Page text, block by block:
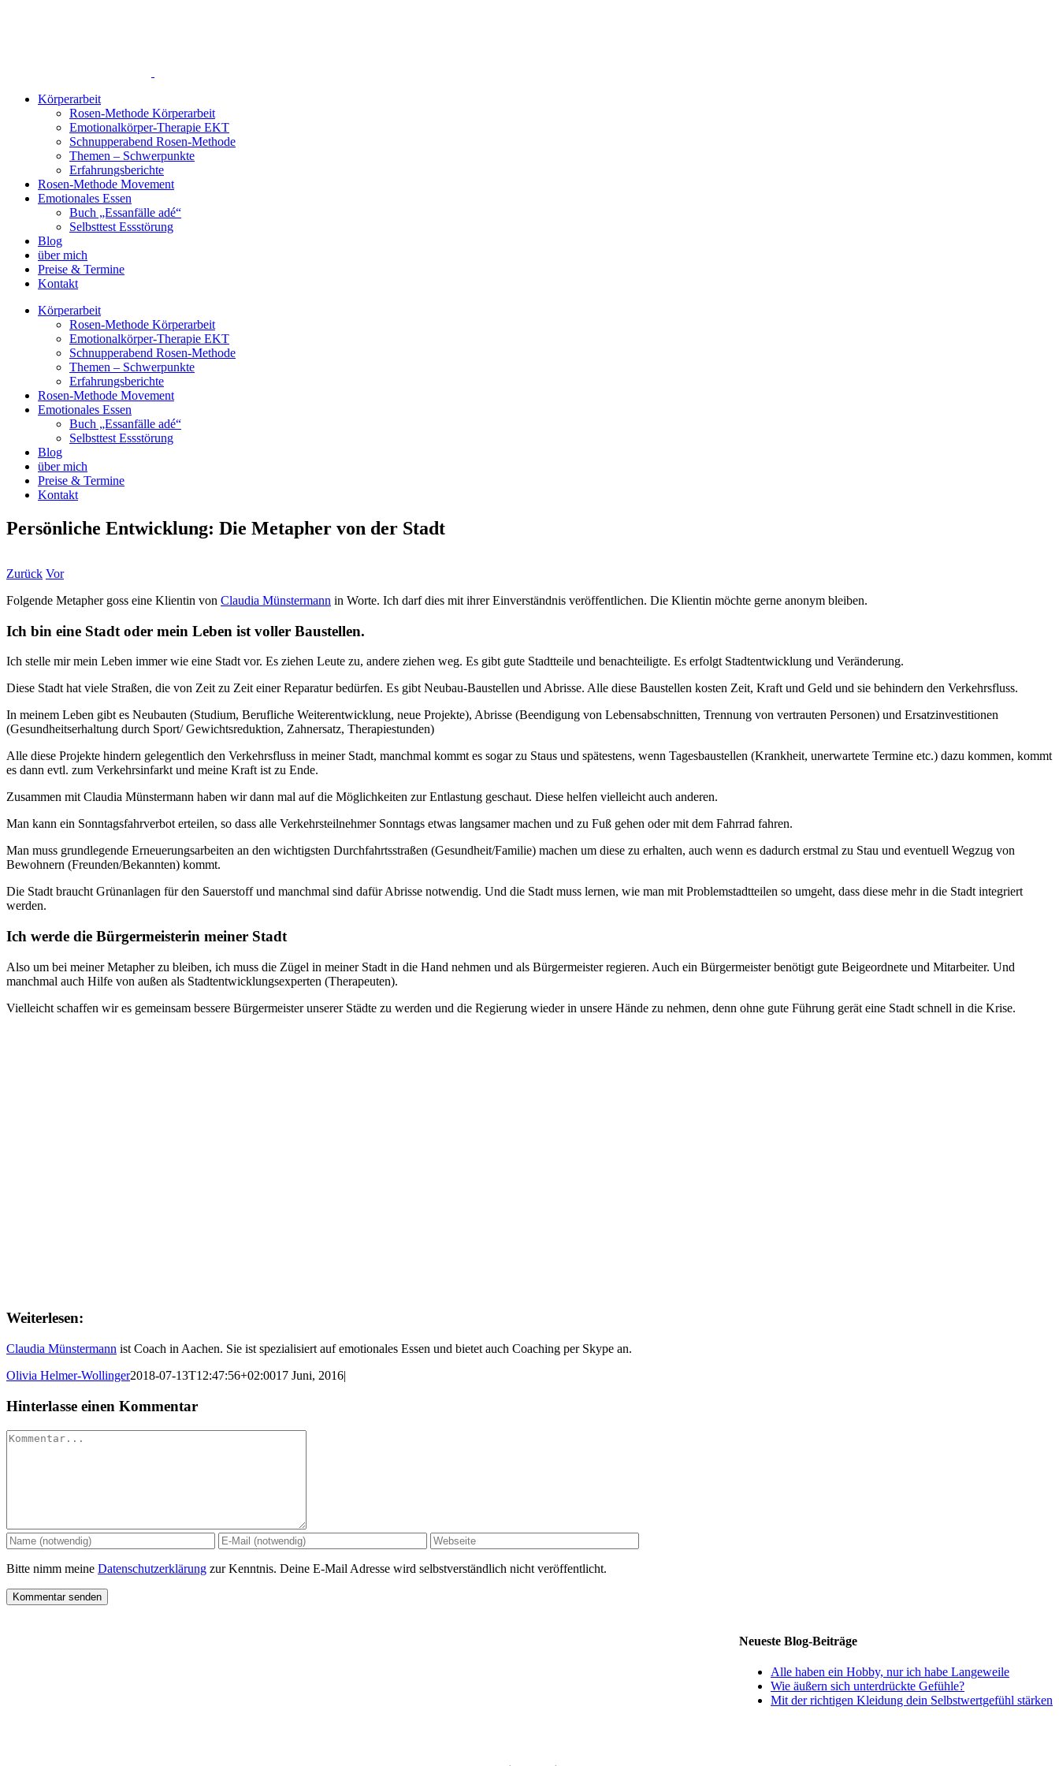
Körperarbeit
Rosen-Methode Körperarbeit
Emotionalkörper-Therapie EKT
Schnupperabend Rosen-Methode
Themen – Schwerpunkte
Erfahrungsberichte
Rosen-Methode Movement
Emotionales Essen
Buch „Essanfälle adé“
Selbsttest Essstörung
Blog
über mich
Preise & Termine
Kontakt
Körperarbeit
Rosen-Methode Körperarbeit
Emotionalkörper-Therapie EKT
Schnupperabend Rosen-Methode
Themen – Schwerpunkte
Erfahrungsberichte
Rosen-Methode Movement
Emotionales Essen
Buch „Essanfälle adé“
Selbsttest Essstörung
Blog
über mich
Preise & Termine
Kontakt
Persönliche Entwicklung: Die Metapher von der Stadt
Zurück Vor
Folgende Metapher goss eine Klientin von Claudia Münstermann in Worte. Ich darf dies mit ihrer Einverständnis veröffentlichen. Die Klientin möchte gerne anonym bleiben.
Ich bin eine Stadt oder mein Leben ist voller Baustellen.
Ich stelle mir mein Leben immer wie eine Stadt vor. Es ziehen Leute zu, andere ziehen weg. Es gibt gute Stadtteile und benachteiligte. Es erfolgt Stadtentwicklung und Veränderung.
Diese Stadt hat viele Straßen, die von Zeit zu Zeit einer Reparatur bedürfen. Es gibt Neubau-Baustellen und Abrisse. Alle diese Baustellen kosten Zeit, Kraft und Geld und sie behindern den Verkehrsfluss.
In meinem Leben gibt es Neubauten (Studium, Berufliche Weiterentwicklung, neue Projekte), Abrisse (Beendigung von Lebensabschnitten, Trennung von vertrauten Personen) und Ersatzinvestitionen
(Gesundheitserhaltung durch Sport/ Gewichtsreduktion, Zahnersatz, Therapiestunden)
Alle diese Projekte hindern gelegentlich den Verkehrsfluss in meiner Stadt, manchmal kommt es sogar zu Staus und spätestens, wenn Tagesbaustellen (Krankheit, unerwartete Termine etc.) dazu kommen, kommt
es dann evtl. zum Verkehrsinfarkt und meine Kraft ist zu Ende.
Zusammen mit Claudia Münstermann haben wir dann mal auf die Möglichkeiten zur Entlastung geschaut. Diese helfen vielleicht auch anderen.
Man kann ein Sonntagsfahrverbot erteilen, so dass alle Verkehrsteilnehmer Sonntags etwas langsamer machen und zu Fuß gehen oder mit dem Fahrrad fahren.
Man muss grundlegende Erneuerungsarbeiten an den wichtigsten Durchfahrtsstraßen (Gesundheit/Familie) machen um diese zu erhalten, auch wenn es dadurch erstmal zu Stau und eventuell Wegzug von
Bewohnern (Freunden/Bekannten) kommt.
Die Stadt braucht Grünanlagen für den Sauerstoff und manchmal sind dafür Abrisse notwendig. Und die Stadt muss lernen, wie man mit Problemstadtteilen so umgeht, dass diese mehr in die Stadt integriert
werden.
Ich werde die Bürgermeisterin meiner Stadt
Also um bei meiner Metapher zu bleiben, ich muss die Zügel in meiner Stadt in die Hand nehmen und als Bürgermeister regieren. Auch ein Bürgermeister benötigt gute Beigeordnete und Mitarbeiter. Und
manchmal auch Hilfe von außen als Stadtentwicklungsexperten (Therapeuten).
Vielleicht schaffen wir es gemeinsam bessere Bürgermeister unserer Städte zu werden und die Regierung wieder in unsere Hände zu nehmen, denn ohne gute Führung gerät eine Stadt schnell in die Krise.
Weiterlesen:
Claudia Münstermann ist Coach in Aachen. Sie ist spezialisiert auf emotionales Essen und bietet auch Coaching per Skype an.
Olivia Helmer-Wollinger2018-07-13T12:47:56+02:0017 Juni, 2016|
Hinterlasse einen Kommentar
Kommentar
Bitte nimm meine Datenschutzerklärung zur Kenntnis. Deine E-Mail Adresse wird selbstverständlich nicht veröffentlicht.
Neueste Blog-Beiträge
Alle haben ein Hobby, nur ich habe Langeweile
Wie äußern sich unterdrückte Gefühle?
Mit der richtigen Kleidung dein Selbstwertgefühl stärken